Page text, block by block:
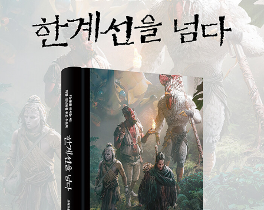
현재 『눈물을 마시는 새』와 『피를 마시는 새』의 게임 및 영상화 판권
을 확보하고 개발 중이다.